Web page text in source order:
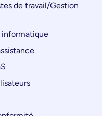
de travail/Gestion